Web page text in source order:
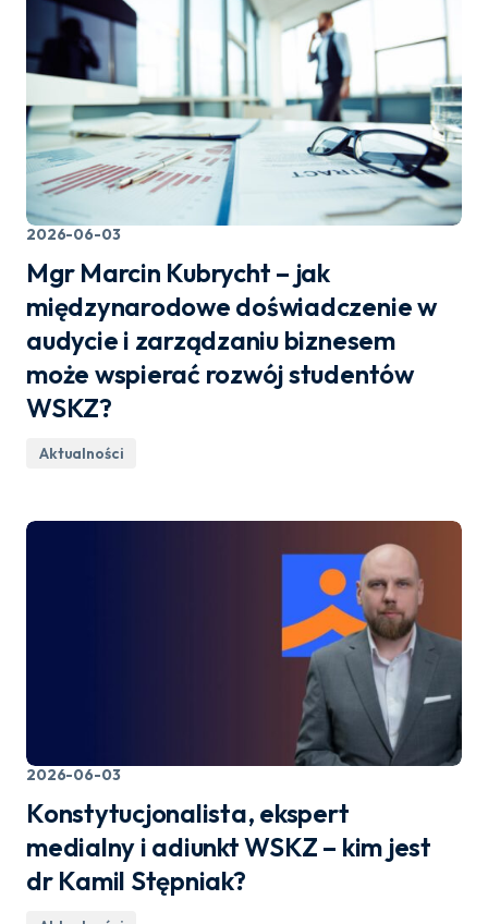
2026-06-03
Mgr Marcin Kubrycht – jak
międzynarodowe doświadczenie w
audycie i zarządzaniu biznesem
może wspierać rozwój studentów
WSKZ?
Aktualności
2026-06-03
Konstytucjonalista, ekspert
medialny i adiunkt WSKZ – kim jest
dr Kamil Stępniak?